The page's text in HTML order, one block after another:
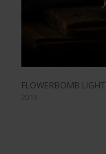
FLOWERBOMB LIGHT
2019